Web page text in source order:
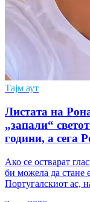
Тајм аут
Листата на
„запали“
години, а сега
Ако се остварат
би можела да стане
Португалскиот ас,